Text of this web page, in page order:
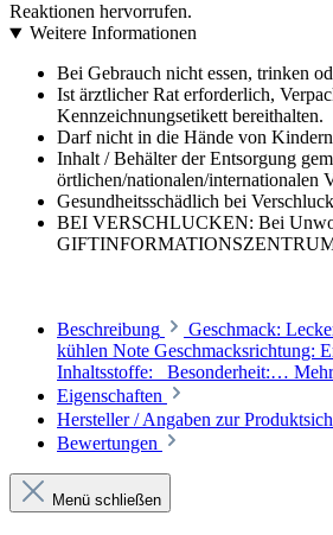
Reaktionen hervorrufen.
Weitere Informationen
Bei Gebrauch nicht essen, trinken
Ist ärztlicher Rat erforderlich,
Kennzeichnungsetikett bereithalten.
Darf nicht in die Hände von
Inhalt / Behälter der Entsorgung
örtlichen/nationalen/internationalen
Gesundheitsschädlich bei
BEI VERSCHLUCKEN: Bei
Beschreibung
Geschmack:
kühlen Note Geschmacksrichtung:
Inhaltsstoffe: Besonderheit:… Mehr
Eigenschaften
Hersteller / Angaben zur
Bewertungen
Menü schließen